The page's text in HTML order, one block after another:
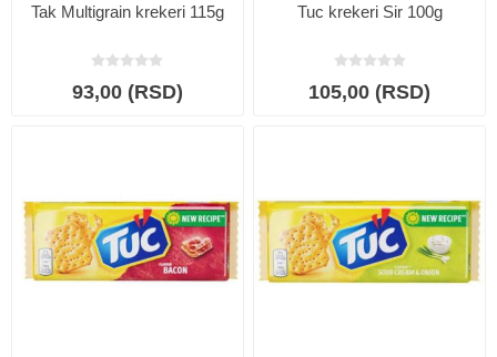
Tak Multigrain krekeri 115g
93,00 (RSD)
Tuc krekeri Sir 100g
105,00 (RSD)